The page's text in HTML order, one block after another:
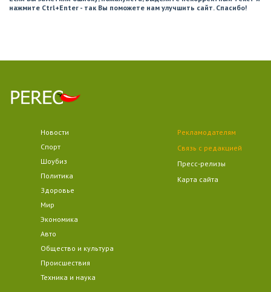
нажмите Ctrl+Enter - так Вы поможете нам улучшить сайт. Спасибо!
Новости
Спорт
Шоубиз
Политика
Здоровье
Мир
Экономика
Авто
Общество и культура
Происшествия
Техника и наука
Рекламодателям
Связь с редакцией
Пресс-релизы
Карта сайта